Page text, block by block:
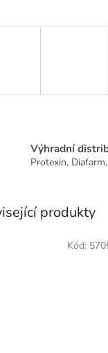
Výhradní
Protexin,
produkty
Kód: